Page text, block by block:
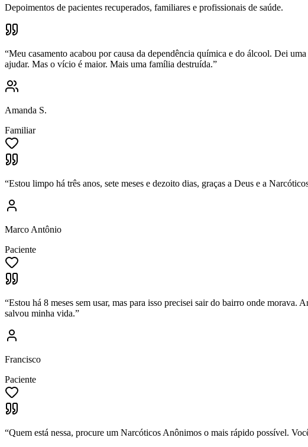
Depoimentos de pacientes recuperados, familiares e profissionais de saúde.
“Meu casamento acabou por causa da dependência química e do álcool. Dei
ajudar. Mas o vício é maior. Mais uma família destruída.”
Amanda S.
Familiar
“Estou limpo há três anos, sete meses e dezoito dias, graças a Deus e a
Marco Antônio
Paciente
“Estou há 8 meses sem usar, mas para isso precisei sair do bairro onde
salvou minha vida.”
Francisco
Paciente
“Quem está nessa, procure um Narcóticos Anônimos o mais rápido possível.